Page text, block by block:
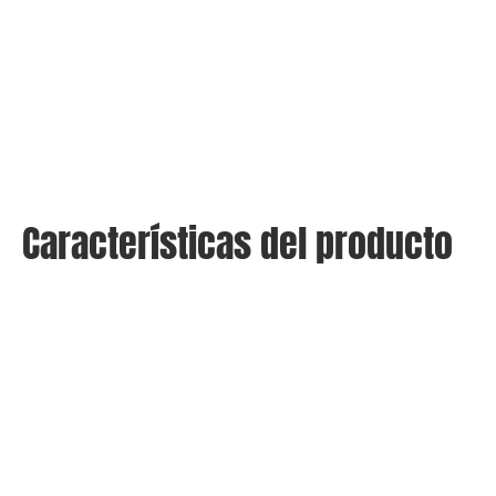
Características del producto